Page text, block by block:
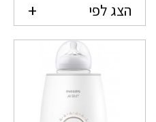
הצג לפי